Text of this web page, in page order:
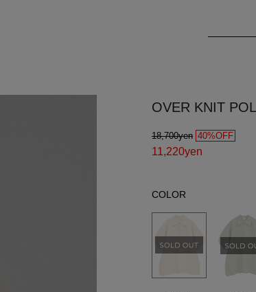
OVER KNIT
18,700yen 40%OFF
11,220yen
COLOR